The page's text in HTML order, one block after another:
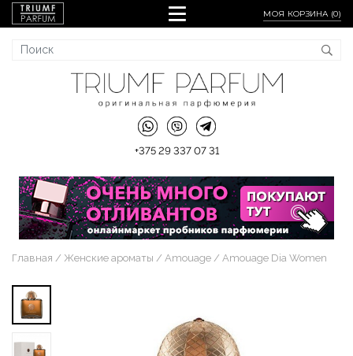
МОЯ КОРЗИНА (0)
+375 29 337 07 31
Главная Женские ароматы Amouage Amouage Dia Women